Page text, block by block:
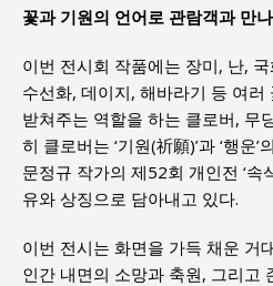
꽃과 기원의 언어로 관람객과 만
이번 전시회 작품에는 장미, 난,
수선화, 데이지, 해바라기 등 여러
받쳐주는 역할을 하는 클로버, 무
히 클로버는 ‘기원(祈願)’과 ‘행운
문정규 작가의 제52회 개인전 ‘속
유와 상징으로 담아내고 있다.
이번 전시는 화면을 가득 채운 거
인간 내면의 소망과 축원, 그리고